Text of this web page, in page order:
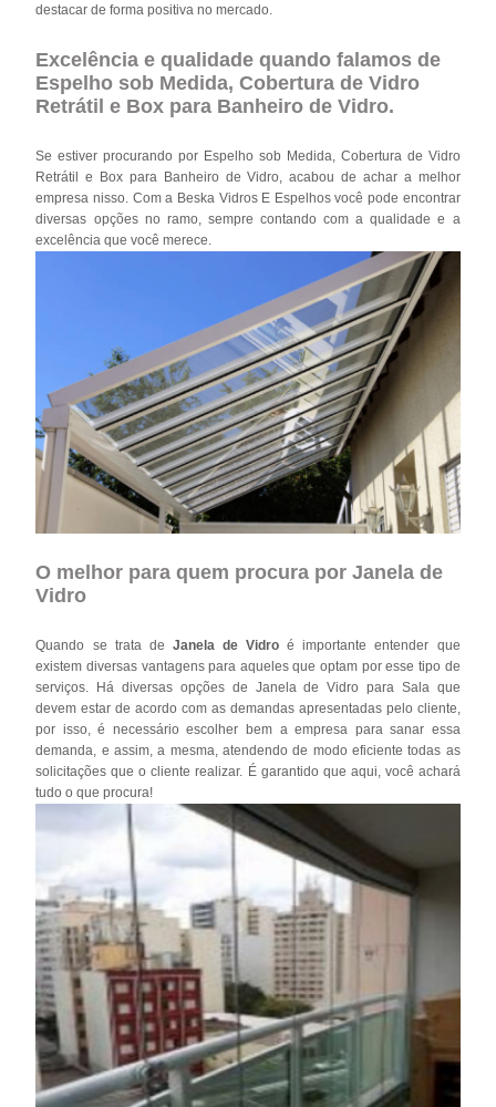
destacar de forma positiva no mercado.
Excelência e qualidade quando falamos de
Espelho sob Medida, Cobertura de Vidro
Retrátil e Box para Banheiro de Vidro.
Se estiver procurando por Espelho sob Medida, Cobertura de Vidro
Retrátil e Box para Banheiro de Vidro, acabou de achar a melhor
empresa nisso. Com a Beska Vidros E Espelhos você pode encontrar
diversas opções no ramo, sempre contando com a qualidade e a
excelência que você merece.
O melhor para quem procura por Janela de
Vidro
Quando se trata de Janela de Vidro é importante entender que
existem diversas vantagens para aqueles que optam por esse tipo de
serviços. Há diversas opções de Janela de Vidro para Sala que
devem estar de acordo com as demandas apresentadas pelo cliente,
por isso, é necessário escolher bem a empresa para sanar essa
demanda, e assim, a mesma, atendendo de modo eficiente todas as
solicitações que o cliente realizar. É garantido que aqui, você achará
tudo o que procura!